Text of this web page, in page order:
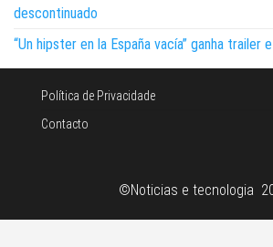
descontinuado
“Un hipster en la España vacía” ganha trailer
Política de Privacidade
Contacto
©Noticias e tecnologia